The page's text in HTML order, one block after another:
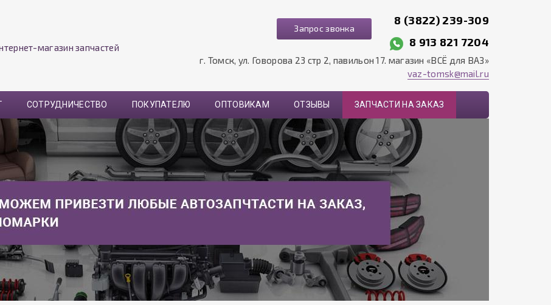
магазин запчастей
Запрос звонка
8 (3822) 239-309
8 913 821 7204
г. Томск, ул. Говорова 23 стр 2, павильон 17. магазин «ВСЁ для ВАЗ»
vaz-tomsk@mail.ru
СОТРУДНИЧЕСТВО ПОКУПАТЕЛЮ ОПТОВИКАМ ОТЗЫВЫ ЗАПЧАСТИ НА ЗАКАЗ